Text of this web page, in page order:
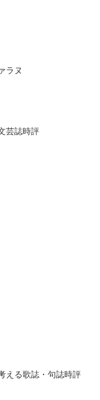
ラヌ
芸誌時評
える歌誌・句誌時評